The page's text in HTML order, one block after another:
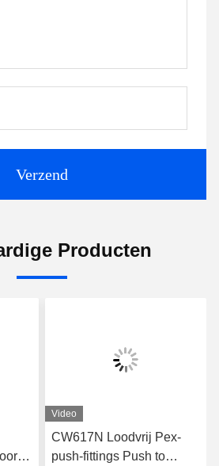
Verzend
Producten
Video
CW617N Loodvrij Pex-
push-fittings Push to